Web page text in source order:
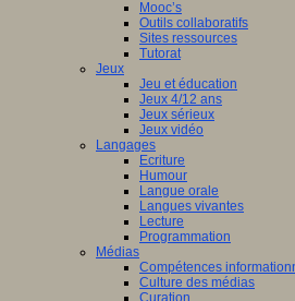
Mooc’s
Outils collaboratifs
Sites ressources
Tutorat
Jeux
Jeu et éducation
Jeux 4/12 ans
Jeux sérieux
Jeux vidéo
Langages
Ecriture
Humour
Langue orale
Langues vivantes
Lecture
Programmation
Médias
Compétences
Culture des médias
Curation